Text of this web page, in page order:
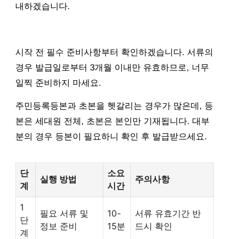
내하겠습니다.
시작 전 필수 준비사항부터 확인하겠습니다. 서류의
경우 발급일로부터 3개월 이내만 유효하므로, 너무
일찍 준비하지 마세요.
주민등록등본과 초본을 헷갈리는 경우가 많은데, 등
본은 세대원 전체, 초본은 본인만 기재됩니다. 대부
분의 경우 등본이 필요하니 확인 후 발급받으세요.
단
계
실행 방법
소요
시간
주의사항
1
단
계
필요 서류 및
정보 준비
10-
15분
서류 유효기간 반
드시 확인